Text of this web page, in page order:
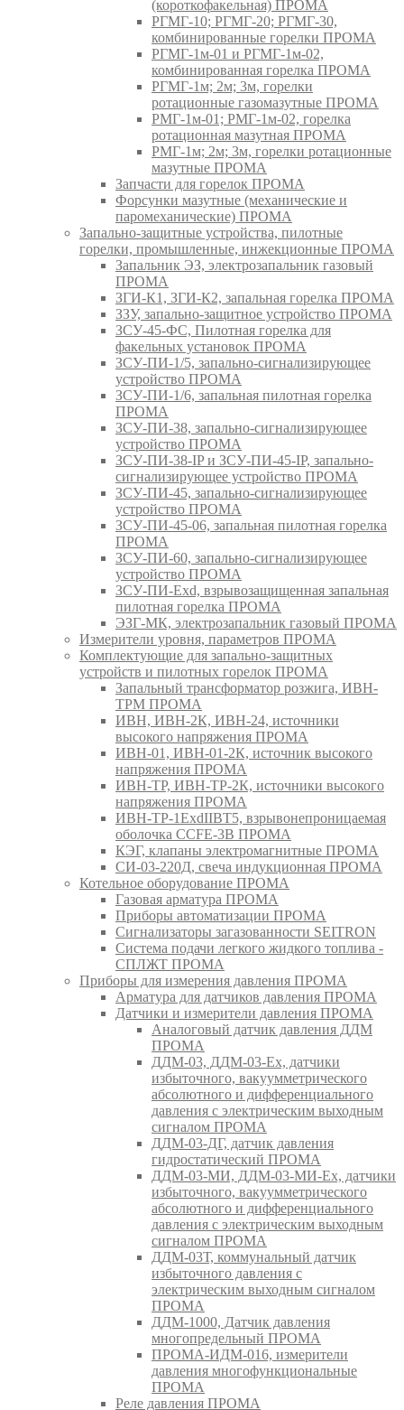
(короткофакельная) ПРОМА
РГМГ-10; РГМГ-20; РГМГ-30,
комбинированные горелки ПРОМА
РГМГ-1м-01 и РГМГ-1м-02,
комбинированная горелка ПРОМА
РГМГ-1м; 2м; 3м, горелки
ротационные газомазутные ПРОМА
РМГ-1м-01; РМГ-1м-02, горелка
ротационная мазутная ПРОМА
РМГ-1м; 2м; 3м, горелки ротационные
мазутные ПРОМА
Запчасти для горелок ПРОМА
Форсунки мазутные (механические и
паромеханические) ПРОМА
Запально-защитные устройства, пилотные
горелки, промышленные, инжекционные ПРОМА
Запальник ЭЗ, электрозапальник газовый
ПРОМА
ЗГИ-К1, ЗГИ-К2, запальная горелка ПРОМА
ЗЗУ, запально-защитное устройство ПРОМА
ЗСУ-45-ФС, Пилотная горелка для
факельных установок ПРОМА
ЗСУ-ПИ-1/5, запально-сигнализирующее
устройство ПРОМА
ЗСУ-ПИ-1/6, запальная пилотная горелка
ПРОМА
ЗСУ-ПИ-38, запально-сигнализирующее
устройство ПРОМА
ЗСУ-ПИ-38-IP и ЗСУ-ПИ-45-IP, запально-
сигнализирующее устройство ПРОМА
ЗСУ-ПИ-45, запально-сигнализирующее
устройство ПРОМА
ЗСУ-ПИ-45-06, запальная пилотная горелка
ПРОМА
ЗСУ-ПИ-60, запально-сигнализирующее
устройство ПРОМА
ЗСУ-ПИ-Exd, взрывозащищенная запальная
пилотная горелка ПРОМА
ЭЗГ-МК, электрозапальник газовый ПРОМА
Измерители уровня, параметров ПРОМА
Комплектующие для запально-защитных
устройств и пилотных горелок ПРОМА
Запальный трансформатор розжига, ИВН-
ТРМ ПРОМА
ИВН, ИВН-2К, ИВН-24, источники
высокого напряжения ПРОМА
ИВН-01, ИВН-01-2К, источник высокого
напряжения ПРОМА
ИВН-ТР, ИВН-ТР-2К, источники высокого
напряжения ПРОМА
ИВН-ТР-1ExdIIBT5, взрывонепроницаемая
оболочка CCFE-3B ПРОМА
КЭГ, клапаны электромагнитные ПРОМА
СИ-03-220Д, свеча индукционная ПРОМА
Котельное оборудование ПРОМА
Газовая арматура ПРОМА
Приборы автоматизации ПРОМА
Сигнализаторы загазованности SEITRON
Система подачи легкого жидкого топлива -
СПЛЖТ ПРОМА
Приборы для измерения давления ПРОМА
Арматура для датчиков давления ПРОМА
Датчики и измерители давления ПРОМА
Аналоговый датчик давления ДДМ
ПРОМА
ДДМ-03, ДДМ-03-Ех, датчики
избыточного, вакуумметрического
абсолютного и дифференциального
давления с электрическим выходным
сигналом ПРОМА
ДДМ-03-ДГ, датчик давления
гидростатический ПРОМА
ДДМ-03-МИ, ДДМ-03-МИ-Ех, датчики
избыточного, вакуумметрического
абсолютного и дифференциального
давления с электрическим выходным
сигналом ПРОМА
ДДМ-03Т, коммунальный датчик
избыточного давления с
электрическим выходным сигналом
ПРОМА
ДДМ-1000, Датчик давления
многопредельный ПРОМА
ПРОМА-ИДМ-016, измерители
давления многофункциональные
ПРОМА
Реле давления ПРОМА